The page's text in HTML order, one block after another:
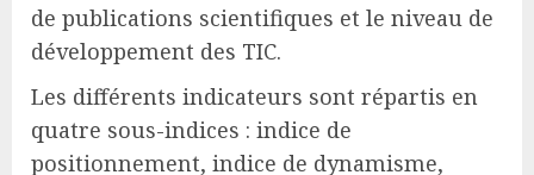
de publications scientifiques et le niveau de
développement des TIC.
Les différents indicateurs sont répartis en
quatre sous-indices : indice de
positionnement, indice de dynamisme,